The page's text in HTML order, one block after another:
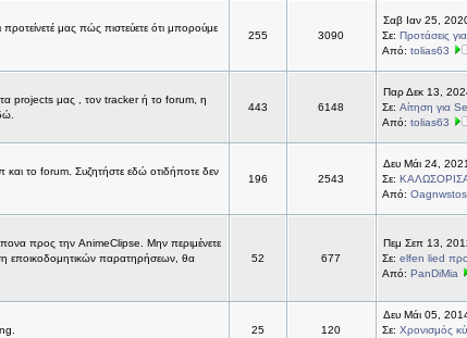
μας πώς πιστεύετε ότι μπορούμε
255 3090
Σαβ Ιαν 25,
Σε: Προτάσεις
Από: tolias63
τα projects μας , τον tracker ή το forum, η
443 6148
Παρ Δεκ 13,
Σε: Αίτηση για
Από: tolias63
και το forum. Συζητήστε εδώ οτιδήποτε δεν
196 2543
Δευ Μάι 24,
Σε:
Από:
προς την AnimeClipse. Μην περιμένετε
εποικοδομητικών παρατηρήσεων, θα
52 677
Πεμ Σεπ 13,
Σε: elfen lied
Από: PanDiMia
25 120
Δευ Μάι 05,
Σε: Χρονισμός